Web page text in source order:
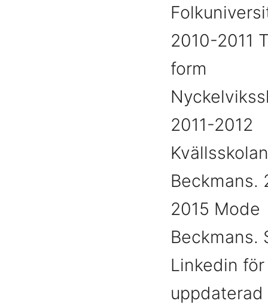
2010-2011
form
2011-2012
Kvällsskolan
Beckmans.
2015 Mode
Beckmans.
Linkedin för